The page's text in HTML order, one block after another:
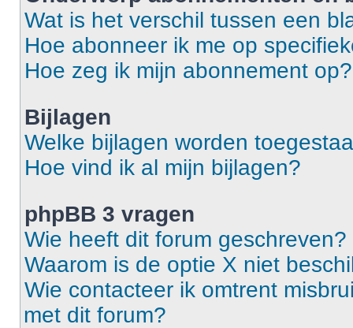
Wat is het verschil tussen een
Hoe abonneer ik me op
Hoe zeg ik mijn abonnement op?
Bijlagen
Welke bijlagen worden
Hoe vind ik al mijn bijlagen?
phpBB 3 vragen
Wie heeft dit forum geschreven?
Waarom is de optie X niet
Wie contacteer ik omtrent
met dit forum?